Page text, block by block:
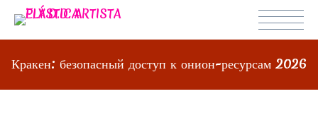
Кракен: безопасный доступ к онион-ресурсам 2026